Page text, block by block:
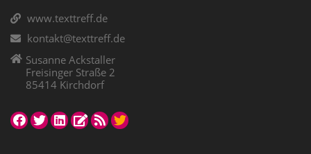
www.texttreff.de
kontakt@texttreff.de
Susanne Ackstaller
Freisinger Straße 2
85414 Kirchdorf